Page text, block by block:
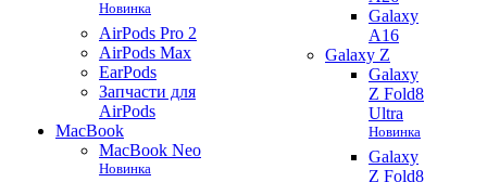
Новинка
AirPods Pro 2
AirPods Max
EarPods
Запчасти для
AirPods
MacBook
MacBook Neo
Новинка
Galaxy
A16
Galaxy Z
Galaxy
Z Fold8
Ultra
Новинка
Galaxy
Z Fold8